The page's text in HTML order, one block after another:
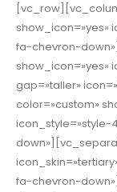
show_icon=»yes»
fa-chevron-
show_icon=»yes»
gap=»taller»
color=»custom»
icon_style=»style-
fa-chevron-